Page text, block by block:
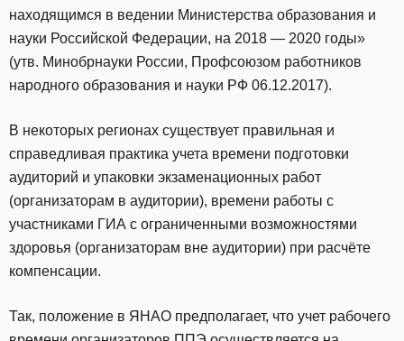
находящимся в ведении Министерства образования и
науки Российской Федерации, на 2018 — 2020 годы»
(утв. Минобрнауки России, Профсоюзом работников
народного образования и науки РФ 06.12.2017).
В некоторых регионах существует правильная и
справедливая практика учета времени подготовки
аудиторий и упаковки экзаменационных работ
(организаторам в аудитории), времени работы с
участниками ГИА с ограниченными возможностями
здоровья (организаторам вне аудитории) при расчёте
компенсации.
Так, положение в ЯНАО предполагает, что учет рабочего